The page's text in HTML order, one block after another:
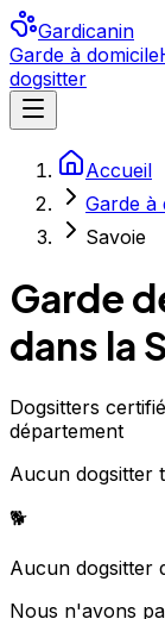
Gardicanin
Garde à domicile
dogsitter
Accueil
Garde à
Savoie
Garde
dans la
Dogsitters
département
Aucun dogsitter
🐕
Aucun dogsitter
Nous n'avons